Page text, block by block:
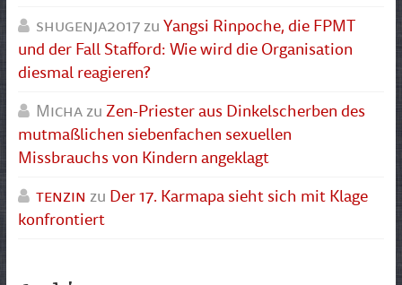
shugenja2017zuYangsi Rinpoche, die FPMT
und der Fall Stafford: Wie wird die Organisation
diesmal reagieren?
MichazuZen-Priester aus Dinkelscherben des
mutmaßlichen siebenfachen sexuellen
Missbrauchs von Kindern angeklagt
tenzin zu Der 17. Karmapa sieht sich mit Klage
konfrontiert